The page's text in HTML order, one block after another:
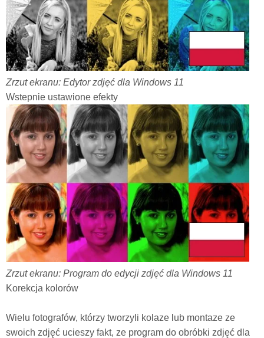
Zrzut ekranu: Edytor zdjęć dla Windows 11
Wstepnie ustawione efekty
Zrzut ekranu: Program do edycji zdjęć dla Windows 11
Korekcja kolorów
Wielu fotografów, którzy tworzyli kolaze lub montaze ze
swoich zdjęć ucieszy fakt, ze program do obróbki zdjęć dla